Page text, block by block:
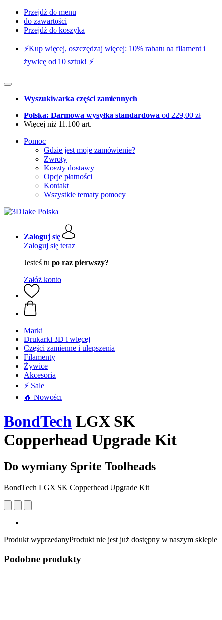
Przejdź do menu
do zawartości
Przejdź do koszyka
⚡️Kup więcej, oszczędzaj więcej: 10% rabatu na filament i
żywicę od 10 sztuk! ⚡️
Wyszukiwarka części zamiennych
Polska: Darmowa wysyłka standardowa od 229,00 zł
Więcej niż 11.100 art.
Pomoc
Gdzie jest moje zamówienie?
Zwroty
Koszty dostawy
Opcje płatności
Kontakt
Wszystkie tematy pomocy
Zaloguj się
Zaloguj się teraz
Jesteś tu po raz pierwszy?
Załóż konto
Marki
Drukarki 3D i więcej
Części zamienne i ulepszenia
Filamenty
Żywice
Akcesoria
⚡ Sale
🔥 Nowości
BondTech LGX SK
Copperhead Upgrade Kit
Do wymiany Sprite Toolheads
BondTech LGX SK Copperhead Upgrade Kit
Produkt wyprzedanyProdukt nie jest już dostępny w naszym sklepie
Podobne produkty